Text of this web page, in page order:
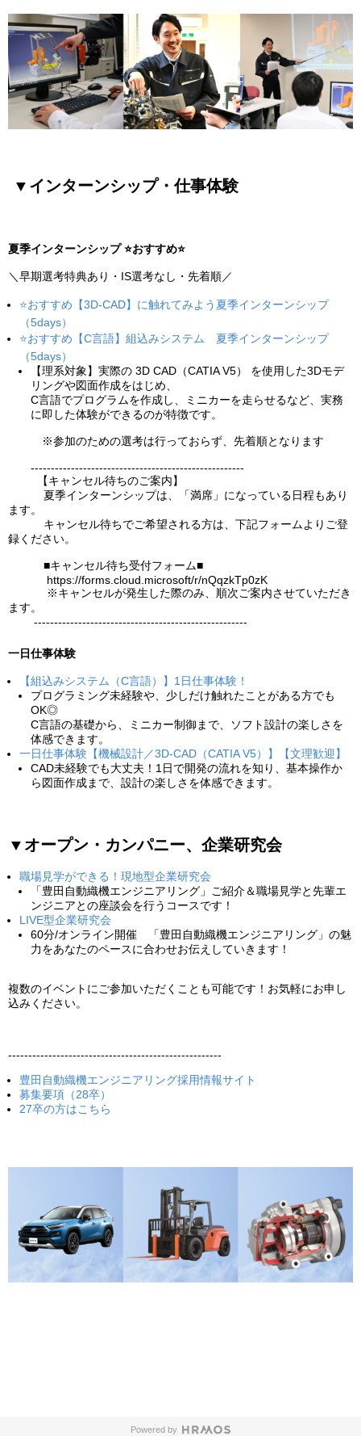
▼インターンシップ・仕事体験
夏季インターンシップ ⭐おすすめ⭐
＼早期選考特典あり・IS選考なし・先着順／
⭐おすすめ【3D-CAD】に触れてみよう夏季インターンシップ
（5days）
⭐おすすめ【C言語】組込みシステム 夏季インターンシップ
（5days）
【理系対象】実際の 3D CAD（CATIA V5） を使用した3Dモデ
リングや図面作成をはじめ、
C言語でプログラムを作成し、ミニカーを走らせるなど、実務
に即した体験ができるのが特徴です。
※参加のための選考は行っておらず、先着順となります
-----------------------------------------------------
【キャンセル待ちのご案内】
夏季インターンシップは、「満席」になっている日程もあり
ます。
キャンセル待ちでご希望される方は、下記フォームよりご登
録ください。
■キャンセル待ち受付フォーム■
https://forms.cloud.microsoft/r/nQqzkTp0zK
※キャンセルが発生した際のみ、順次ご案内させていただき
ます。
-----------------------------------------------------
一日仕事体験
【組込みシステム（C言語）】1日仕事体験！
プログラミング未経験や、少しだけ触れたことがある方でも
OK◎
C言語の基礎から、ミニカー制御まで、ソフト設計の楽しさを
体感できます。
一日仕事体験【機械設計／3D-CAD（CATIA V5）】【文理歓迎】
CAD未経験でも大丈夫！1日で開発の流れを知り、基本操作か
ら図面作成まで、設計の楽しさを体感できます。
▼オープン・カンパニー、企業研究会
職場見学ができる！現地型企業研究会
「豊田自動織機エンジニアリング」ご紹介＆職場見学と先輩エ
ンジニアとの座談会を行うコースです！
LIVE型企業研究会
60分/オンライン開催 「豊田自動織機エンジニアリング」の魅
力をあなたのペースに合わせお伝えしていきます！
複数のイベントにご参加いただくことも可能です！お気軽にお申し
込みください。
-----------------------------------------------------
豊田自動織機エンジニアリング採用情報サイト
募集要項（28卒）
27卒の方はこちら
Powered by